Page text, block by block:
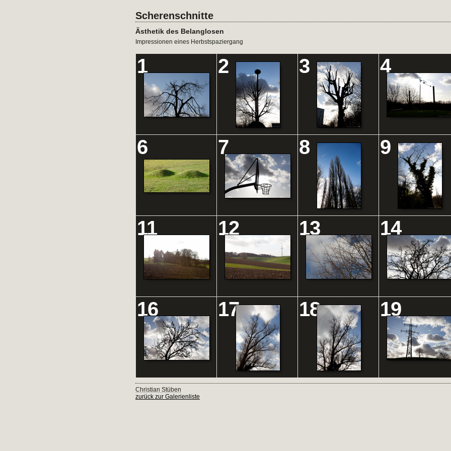
Scherenschnitte
Ästhetik des Belanglosen
Impressionen eines Herbstspaziergang
1 2 3 4
6 7 8 9
11 12 13 14
16 17 18 19
Christian Stüben
zurück zur Galerienliste